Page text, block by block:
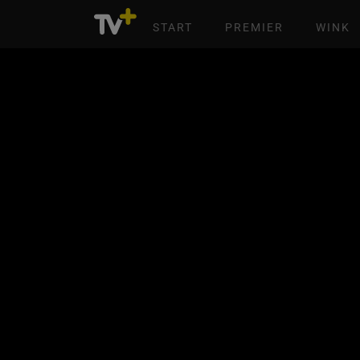
START PREMIER WINK